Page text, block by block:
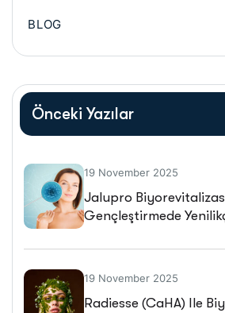
BLOG
Önceki Yazılar
19 November 2025
Jalupro
Gençleştirmede
19 November 2025
Radiesse (CaHA) Ile